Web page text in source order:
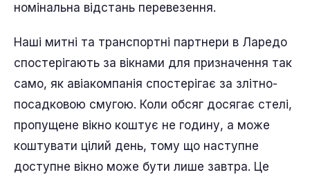
номінальна відстань перевезення.
Наші митні та транспортні партнери в Ларедо
спостерігають за вікнами для призначення так
само, як авіакомпанія спостерігає за злітно-
посадковою смугою. Коли обсяг досягає стелі,
пропущене вікно коштує не годину, а може
коштувати цілий день, тому що наступне
доступне вікно може бути лише завтра. Це